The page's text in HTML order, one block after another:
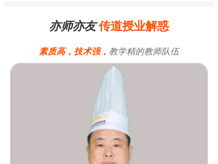
亦师亦友传道授业解惑
素质高，技术强， 教学精的教师队伍